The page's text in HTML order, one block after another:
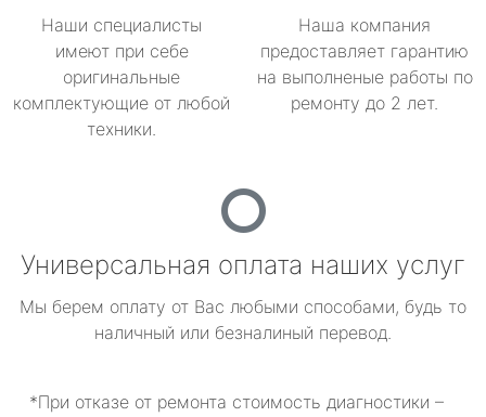
Наши специалисты
имеют при себе
оригинальные
комплектующие от любой
техники.
Наша компания
предоставляет гарантию
на выполненые работы по
ремонту до 2 лет.
Универсальная оплата наших услуг
Мы берем оплату от Вас любыми способами, будь то
наличный или безналиный перевод.
*При отказе от ремонта стоимость диагностики –